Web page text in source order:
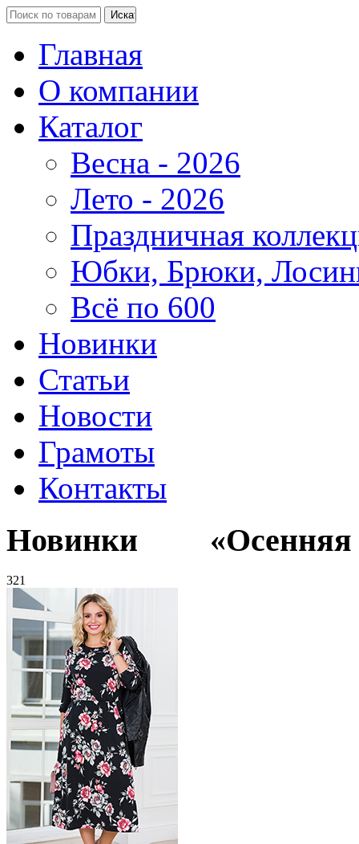
Главная
О компании
Каталог
Весна - 2026
Лето - 2026
Праздничная
Юбки, Брюки,
Всё по 600
Новинки
Статьи
Новости
Грамоты
Контакты
Новинки «Осенняя
321